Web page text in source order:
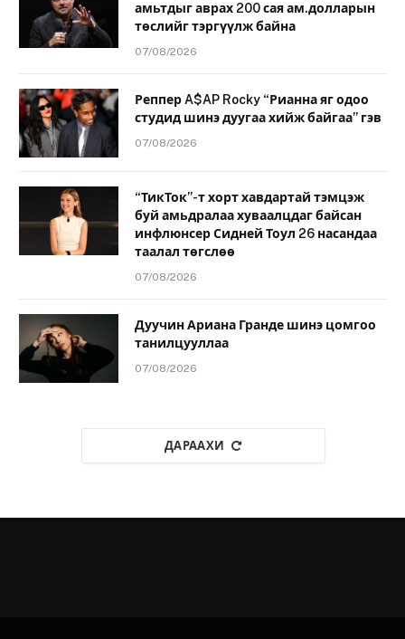
амьтдыг аврах 200 сая ам.долларын
төслийг тэргүүлж байна
07/08/2026
Реппер A$AP Rocky “Рианна яг одоо
студид шинэ дуугаа хийж байгаа” гэв
07/08/2026
“ТикТок”-т хорт хавдартай тэмцэж
буй амьдралаа хуваалцдаг байсан
инфлюнсер Сидней Тоул 26 насандаа
таалал төгслөө
07/08/2026
Дуучин Ариана Гранде шинэ цомгоо
танилцууллаа
07/08/2026
ДАРААХИ